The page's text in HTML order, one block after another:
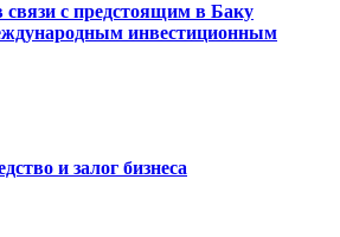
связи с предстоящим в Баку
инвестиционным
и залог бизнеса